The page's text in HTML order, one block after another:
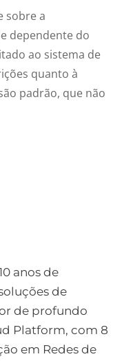
sobre a
dependente do
ao sistema de
quanto à
padrão, que não
anos de
de
de profundo
Platform, com 8
em Redes de